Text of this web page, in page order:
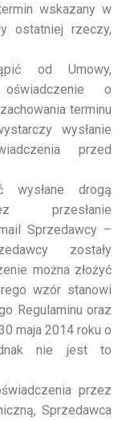
wskazany w
ostatniej rzeczy,
od Umowy,
oświadczenie o
terminu
wysłanie
przed
wysłane drogą
przesłanie
Sprzedawcy –
zostały
można złożyć
wzór stanowi
Regulaminu oraz
maja 2014 roku o
nie jest to
przez
Sprzedawca